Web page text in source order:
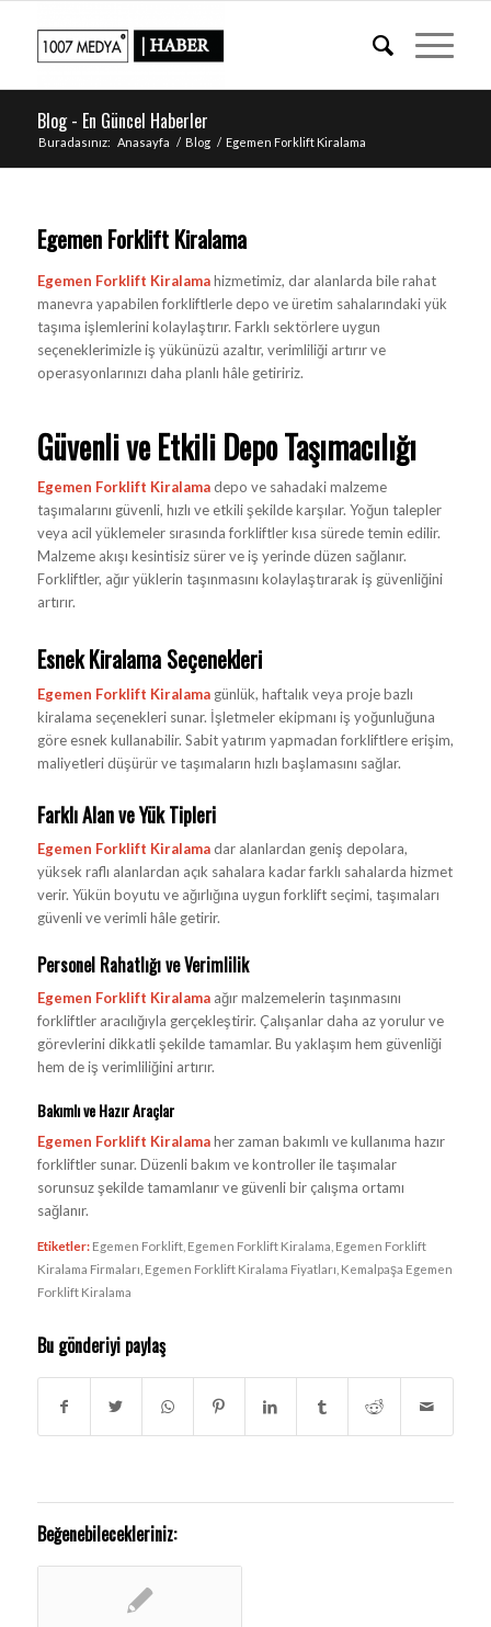
Blog - En Güncel Haberler
Buradasınız: Anasayfa / Blog / Egemen Forklift Kiralama
Egemen Forklift Kiralama
Egemen Forklift Kiralamahizmetimiz, dar alanlarda bile rahat
manevra yapabilen forkliftlerle depo ve üretim sahalarındaki yük
taşıma işlemlerini kolaylaştırır. Farklı sektörlere uygun
seçeneklerimizle iş yükünüzü azaltır, verimliliği artırır ve
operasyonlarınızı daha planlı hâle getiririz.
Güvenli ve Etkili Depo Taşımacılığı
Egemen Forklift Kiralamadepo ve sahadaki malzeme
taşımalarını güvenli, hızlı ve etkili şekilde karşılar. Yoğun talepler
veya acil yüklemeler sırasında forkliftler kısa sürede temin edilir.
Malzeme akışı kesintisiz sürer ve iş yerinde düzen sağlanır.
Forkliftler, ağır yüklerin taşınmasını kolaylaştırarak iş güvenliğini
artırır.
Esnek Kiralama Seçenekleri
Egemen Forklift Kiralamagünlük, haftalık veya proje bazlı
kiralama seçenekleri sunar. İşletmeler ekipmanı iş yoğunluğuna
göre esnek kullanabilir. Sabit yatırım yapmadan forkliftlere erişim,
maliyetleri düşürür ve taşımaların hızlı başlamasını sağlar.
Farklı Alan ve Yük Tipleri
Egemen Forklift Kiralamadar alanlardan geniş depolara,
yüksek raflı alanlardan açık sahalara kadar farklı sahalarda hizmet
verir. Yükün boyutu ve ağırlığına uygun forklift seçimi, taşımaları
güvenli ve verimli hâle getirir.
Personel Rahatlığı ve Verimlilik
Egemen Forklift Kiralamaağır malzemelerin taşınmasını
forkliftler aracılığıyla gerçekleştirir. Çalışanlar daha az yorulur ve
görevlerini dikkatli şekilde tamamlar. Bu yaklaşım hem güvenliği
hem de iş verimliliğini artırır.
Bakımlı ve Hazır Araçlar
Egemen Forklift Kiralamaher zaman bakımlı ve kullanıma hazır
forkliftler sunar. Düzenli bakım ve kontroller ile taşımalar
sorunsuz şekilde tamamlanır ve güvenli bir çalışma ortamı
sağlanır.
Etiketler: Egemen Forklift, Egemen Forklift Kiralama Egemen Forklift
Kiralama Firmaları Egemen Forklift Kiralama Fiyatları Kemalpaşa Egemen
Forklift Kiralama
Bu gönderiyi paylaş
Beğenebilecekleriniz: